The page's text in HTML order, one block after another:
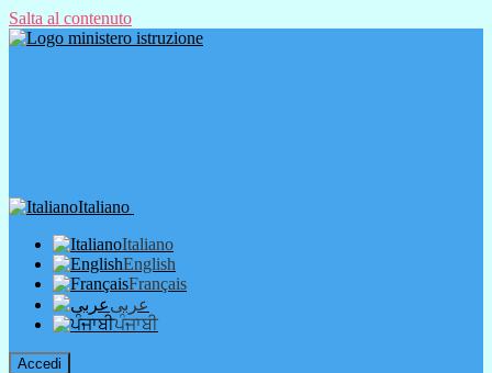
Salta al contenuto
Italiano
Italiano
English
Français
عربى
ਪੰਜਾਬੀ
Accedi